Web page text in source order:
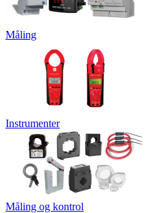
Måling
Instrumenter
Måling og kontrol